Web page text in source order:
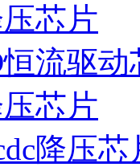
芯片
流驱动
芯片
降压芯